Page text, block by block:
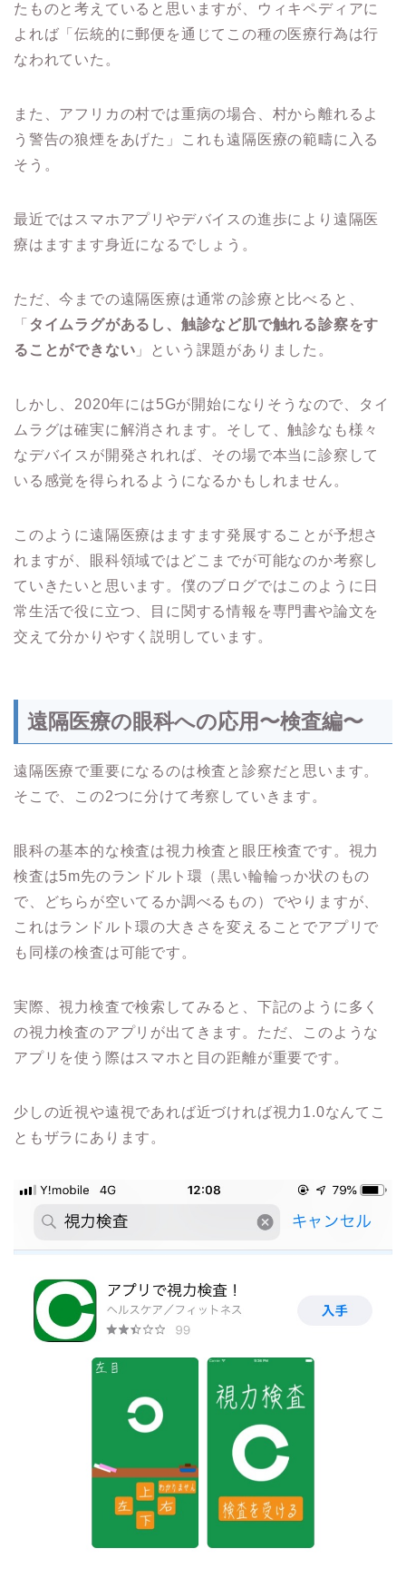
たものと考えていると思いますが、ウィキペディアに
よれば「伝統的に郵便を通じてこの種の医療行為は行
なわれていた。
また、アフリカの村では重病の場合、村から離れるよ
う警告の狼煙をあげた」これも遠隔医療の範疇に入る
そう。
最近ではスマホアプリやデバイスの進歩により遠隔医
療はますます身近になるでしょう。
ただ、今までの遠隔医療は通常の診療と比べると、
「 タイムラグがあるし、触診など肌で触れる診察をす
ることができない 」という課題がありました。
しかし、2020年には5Gが開始になりそうなので、タイ
ムラグは確実に解消されます。そして、触診なも様々
なデバイスが開発されれば、その場で本当に診察して
いる感覚を得られるようになるかもしれません。
このように遠隔医療はますます発展することが予想さ
れますが、眼科領域ではどこまでが可能なのか考察し
ていきたいと思います。僕のブログではこのように日
常生活で役に立つ、目に関する情報を専門書や論文を
交えて分かりやすく説明しています。
遠隔医療の眼科への応用〜検査編〜
遠隔医療で重要になるのは検査と診察だと思います。
そこで、この2つに分けて考察していきます。
眼科の基本的な検査は視力検査と眼圧検査です。視力
検査は5m先のランドルト環（黒い輪輪っか状のもの
で、どちらが空いてるか調べるもの）でやりますが、
これはランドルト環の大きさを変えることでアプリで
も同様の検査は可能です。
実際、視力検査で検索してみると、下記のように多く
の視力検査のアプリが出てきます。ただ、このような
アプリを使う際はスマホと目の距離が重要です。
少しの近視や遠視であれば近づければ視力1.0なんてこ
ともザラにあります。